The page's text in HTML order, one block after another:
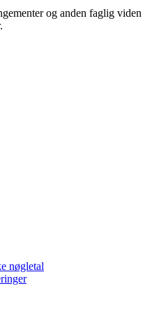
og anden faglig viden
nøgletal